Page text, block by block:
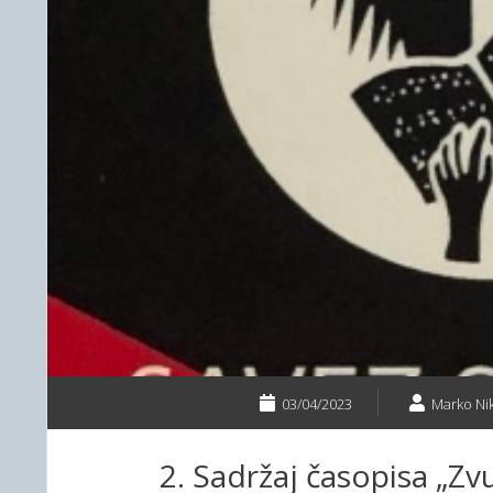
03/04/2023 Marko
2. Sadržaj časopisa